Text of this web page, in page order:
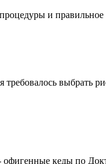
и
выбрать
офигенные кеды по